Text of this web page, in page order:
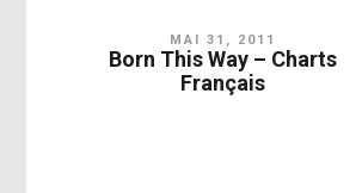
MAI 31, 2011
Born This Way – Charts
Français